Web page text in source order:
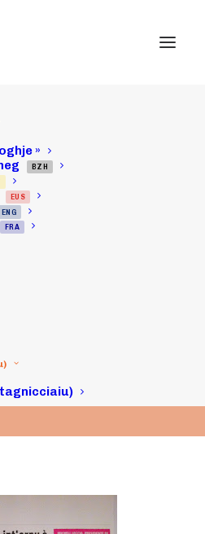
»
BZH
EUS
ENG
FRA 2012
di u